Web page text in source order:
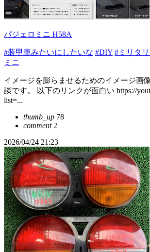
パジェロミニ H58A
#装甲車みたいにしたいな #DIY #ミリタ
ミニ
イメージを膨らませるためのイメージ画
談です。 以下のリンクが面白い https://
list=...
thumb_up 78
comment2
2026/04/24 21:23